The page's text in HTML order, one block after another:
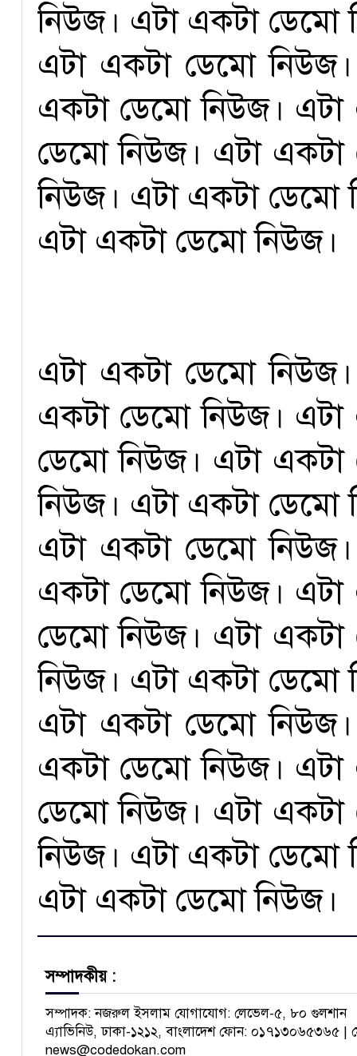
নিউজ। এটা একটা ডেমো
এটা একটা ডেমো
একটা ডেমো নিউজ।
ডেমো নিউজ। এটা
নিউজ। এটা একটা ডেমো
এটা একটা ডেমো নিউজ।
এটা একটা ডেমো
একটা ডেমো নিউজ।
ডেমো নিউজ। এটা
নিউজ। এটা একটা ডেমো
এটা একটা ডেমো
একটা ডেমো নিউজ।
ডেমো নিউজ। এটা
নিউজ। এটা একটা ডেমো
এটা একটা ডেমো
একটা ডেমো নিউজ।
ডেমো নিউজ। এটা
নিউজ। এটা একটা ডেমো
এটা একটা ডেমো নিউজ।
সম্পাদকীয় :
সম্পাদক: নজরুল ইসলাম যোগাযোগ: লেভেল-৫, ৮০ গুলশান
এ্যাভিনিউ, ঢাকা-১২১২, বাংলাদেশ ফোন: ০১৭১৩০৬৫৩৬৫ |
news@codedokan.com